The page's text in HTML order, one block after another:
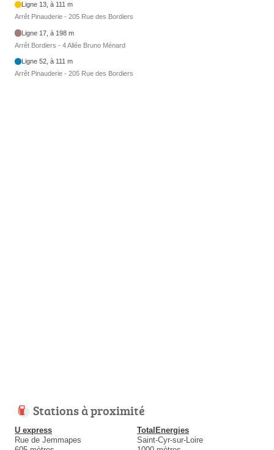
Ligne 13, à 111 m
Arrêt Pinauderie - 205 Rue des Bordiers
Ligne 17, à 198 m
Arrêt Bordiers - 4 Allée Bruno Ménard
Ligne 52, à 111 m
Arrêt Pinauderie - 205 Rue des Bordiers
Stations à proximité
U express
Rue de Jemmapes
TotalEnergies
Saint-Cyr-sur-Loire